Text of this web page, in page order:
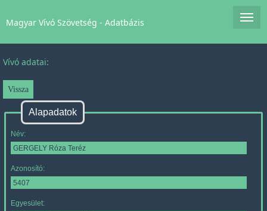
Magyar Vívó Szövetség - Adatbázis
Vívó adatai:
Alapadatok
Név:
Azonosító:
Egyesület: